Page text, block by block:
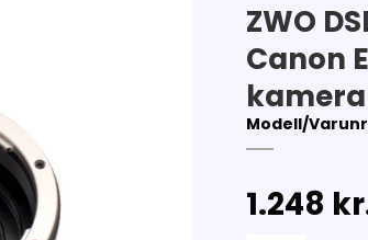
ZWO
Canon
kamera
Modell/
1.248